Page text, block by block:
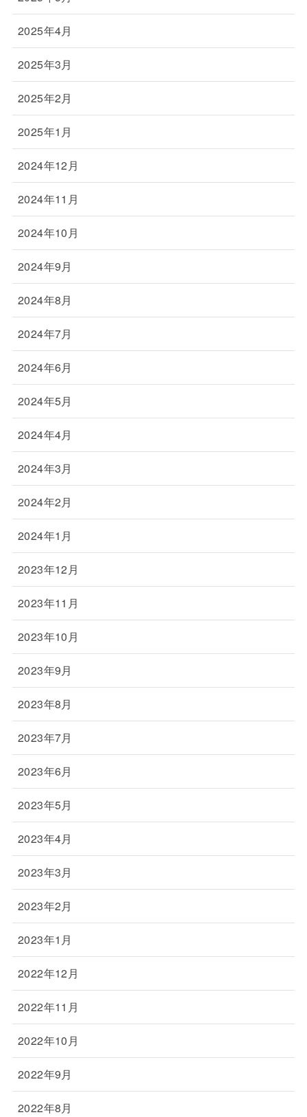
2025年4月
2025年3月
2025年2月
2025年1月
2024年12月
2024年11月
2024年10月
2024年9月
2024年8月
2024年7月
2024年6月
2024年5月
2024年4月
2024年3月
2024年2月
2024年1月
2023年12月
2023年11月
2023年10月
2023年9月
2023年8月
2023年7月
2023年6月
2023年5月
2023年4月
2023年3月
2023年2月
2023年1月
2022年12月
2022年11月
2022年10月
2022年9月
2022年8月